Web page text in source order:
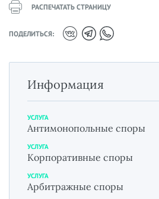
РАСПЕЧАТАТЬ СТРАНИЦУ
ПОДЕЛИТЬСЯ:
Информация
УСЛУГА
Антимонопольные споры
УСЛУГА
Корпоративные споры
УСЛУГА
Арбитражные споры